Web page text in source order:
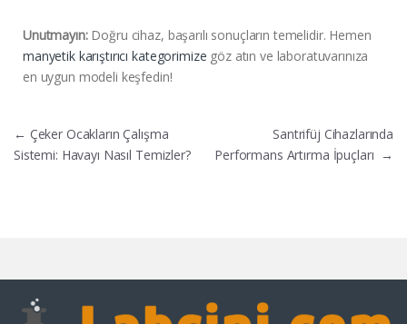
Unutmayın:Doğru cihaz, başarılı sonuçların temelidir. Hemen
manyetik karıştırıcı kategorimize göz atın ve laboratuvarınıza
en uygun modeli keşfedin!
← Çeker Ocakların Çalışma
Sistemi: Havayı Nasıl Temizler?
Santrifüj Cihazlarında
Performans Artırma İpuçları →